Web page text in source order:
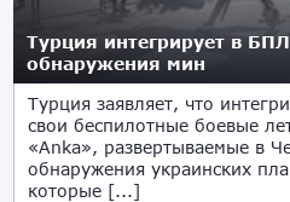
Турция интегрирует в
обнаружения мин
Турция заявляет, что
свои беспилотные боевые
«Anka», развертываемые в
обнаружения украинских
которые [...]